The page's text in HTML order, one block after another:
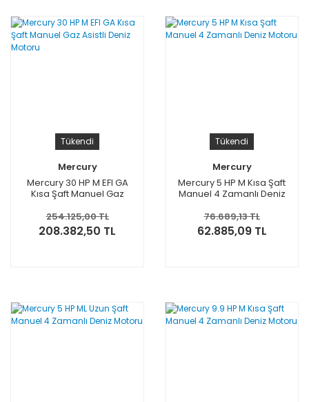
Tükendi
Mercury
Mercury 30 HP M EFI GA
Kısa Şaft Manuel Gaz
254.125,00 TL
208.382,50 TL
Tükendi
Mercury
Mercury 5 HP M Kısa Şaft
Manuel 4 Zamanlı Deniz
76.689,13 TL
62.885,09 TL